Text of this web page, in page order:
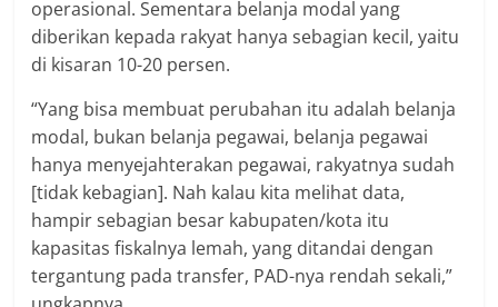
operasional. Sementara belanja modal yang
diberikan kepada rakyat hanya sebagian kecil, yaitu
di kisaran 10-20 persen.
“Yang bisa membuat perubahan itu adalah belanja
modal, bukan belanja pegawai, belanja pegawai
hanya menyejahterakan pegawai, rakyatnya sudah
[tidak kebagian]. Nah kalau kita melihat data,
hampir sebagian besar kabupaten/kota itu
kapasitas fiskalnya lemah, yang ditandai dengan
tergantung pada transfer, PAD-nya rendah sekali,”